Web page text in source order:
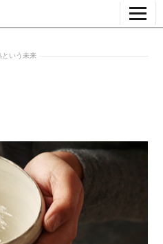
という未来